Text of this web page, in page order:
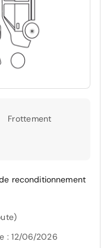
Frottement
reconditionnement
: 12/06/2026